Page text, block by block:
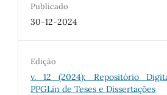
Publicado
30-12-2024
Edição
v. 12 (2024): Repositório
PPGLin de Teses e Dissertações